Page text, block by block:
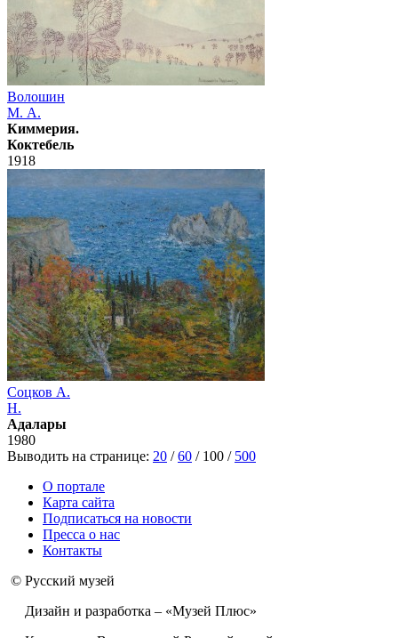
Волошин
М. А.
Киммерия.
Коктебель
1918
Соцков А.
Н.
Адалары
1980
Выводить на странице: 20 /60 / 100 / 500
О портале
Карта сайта
Подписаться на новости
Пресса о нас
Контакты
© Русский музей
Дизайн и разработка – «Музей Плюс»